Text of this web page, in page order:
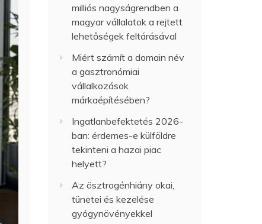
milliós nagyságrendben a
magyar vállalatok a rejtett
lehetőségek feltárásával
Miért számít a domain név
a gasztronómiai
vállalkozások
márkaépítésében?
Ingatlanbefektetés 2026-
ban: érdemes-e külföldre
tekinteni a hazai piac
helyett?
Az ösztrogénhiány okai,
tünetei és kezelése
gyógynövényekkel